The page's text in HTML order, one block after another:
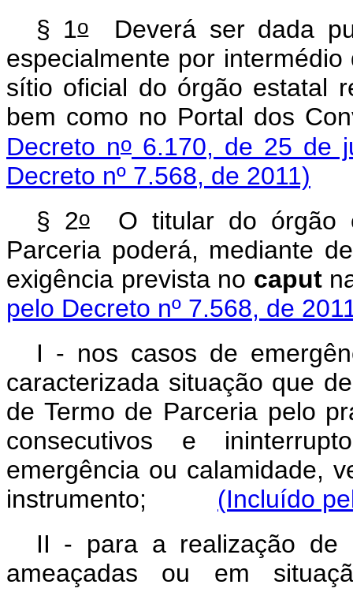
§ 1oDeverá ser dada
especialmente por
sítio oficial do órgão estatal
bem como no Portal dos
Decreto no6.170, de 25 de
Decreto nº 7.568, de 2011)
§ 2oO titular do órgão
Parceria poderá, mediante
exigência prevista no caput
pelo Decreto nº 7.568, de
I - nos casos de
caracterizada situação que
de Termo de Parceria pelo
consecutivos e
emergência ou calamidade,
instrumento; (Incluído
II - para a realização de
ameaçadas ou em